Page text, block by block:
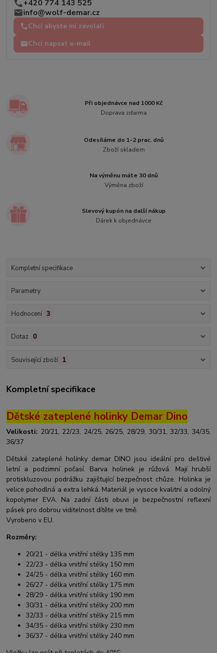
+420 774 143 525
info@wolf-demar.cz
Chci abyste mi zavolali
Chci napsat e-mail
Při objednávce nad 1000 Kč
Doprava zdarma
Odesíláme do 1-2 prac. dnů
Zboží skladem
Na výměnu máte 30 dnů
Výměna zboží
Slevový kupón na další nákup
Dárek k objednávce
Kompletní specifikace
Parametry
Hodnocení 3
Dotaz 0
Související zboží 1
Kompletní specifikace
Dětské zateplené holinky Demar Dino
Velikosti: 20/21, 22/23, 24/25, 26/25, 28/29, 30/31, 32/33, 34/35,
36/37
Dětské zateplené holínky demar DINO jsou ideální pro deštivé
letní a podzimní počasí. Barva holinek je růžová. Mají hrubší
protiskluzovou podrážku zajišťující bezpečnost chůze. Holinka je
velice pohodlná a extra lehká. Materiál je vysoce kvalitní a odolný
kopolymer EVA. Na zadní části obuvi je bezpečnostní reflexní
pásek pro dobrou viditelnost dítěte ve tmě.
Vyrobeno v EU.
Rozměry:
20/21 - délka vnitřní stélky 135 mm
22/23 - délka vnitřní stélky 150 mm
24/25 - délka vnitřní stélky 160 mm
26/27 - délka vnitřní stélky 175 mm
28/29 - délka vnitřní stélky 190 mm
30/31 - délka vnitřní stélky 200 mm
32/33 - délka vnitřní stélky 215 mm
34/35 - délka vnitřní stélky 230 mm
36/37 - délka vnitřní stélky 240 mm